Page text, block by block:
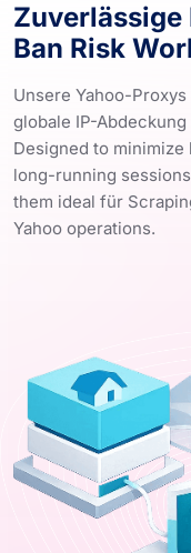
Ban Risk
Unsere Yahoo-
globale IP-
Designed to
long-running
them ideal für
Yahoo operations.